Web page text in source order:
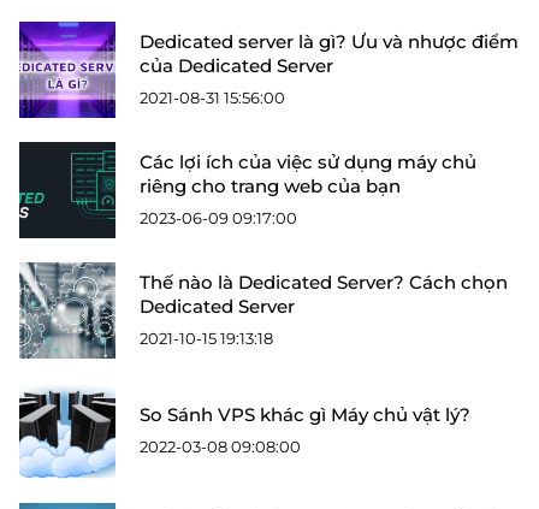
Dedicated server là gì? Ưu và nhược điểm
của Dedicated Server
2021-08-31 15:56:00
Các lợi ích của việc sử dụng máy chủ
riêng cho trang web của bạn
2023-06-09 09:17:00
Thế nào là Dedicated Server? Cách chọn
Dedicated Server
2021-10-15 19:13:18
So Sánh VPS khác gì Máy chủ vật lý?
2022-03-08 09:08:00